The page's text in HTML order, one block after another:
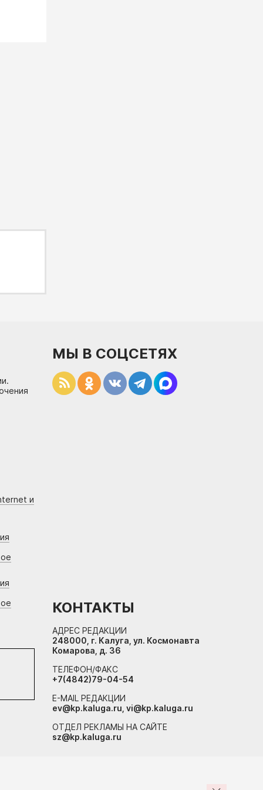
и
МЫ В СОЦСЕТЯХ
КОНТАКТЫ
АДРЕС РЕДАКЦИИ
248000, г. Калуга, ул. Космонавта
Комарова, д. 36
ТЕЛЕФОН/ФАКС
+7(4842)79-04-54
E-MAIL РЕДАКЦИИ
ev@kp.kaluga.ru, vi@kp.kaluga.ru
ОТДЕЛ РЕКЛАМЫ НА САЙТЕ
sz@kp.kaluga.ru